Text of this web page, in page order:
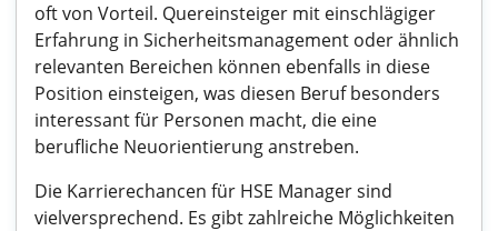
oft von Vorteil. Quereinsteiger mit einschlägiger
Erfahrung in Sicherheitsmanagement oder ähnlich
relevanten Bereichen können ebenfalls in diese
Position einsteigen, was diesen Beruf besonders
interessant für Personen macht, die eine
berufliche Neuorientierung anstreben.
Die Karrierechancen für HSE Manager sind
vielversprechend. Es gibt zahlreiche Möglichkeiten